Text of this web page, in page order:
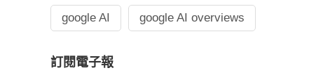
google AI google AI overviews
訂閱電子報